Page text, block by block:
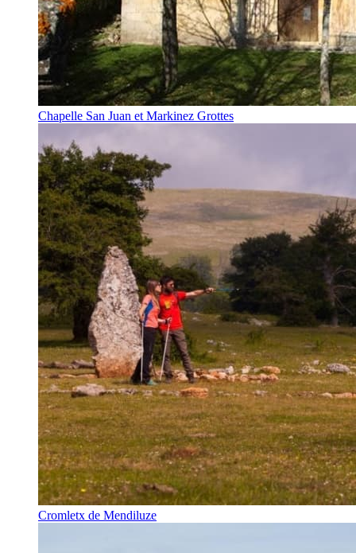
Chapelle San Juan et Markinez Grottes
Cromletx de Mendiluze